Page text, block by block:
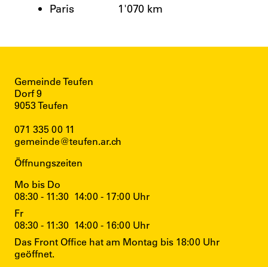
Paris
1'070 km
Gemeinde Teufen
Dorf 9
9053 Teufen
071 335 00 11
gemeinde@teufen.ar.ch
Öffnungszeiten
Mo bis Do
08:30 - 11:30 14:00 - 17:00 Uhr
Fr
08:30 - 11:30 14:00 - 16:00 Uhr
Das Front Office hat am Montag bis 18:00 Uhr
geöffnet.